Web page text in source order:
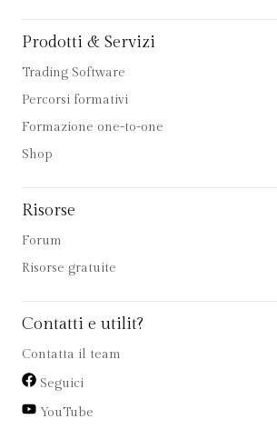
Prodotti & Servizi
Trading Software
Percorsi formativi
Formazione one-to-one
Shop
Risorse
Forum
Risorse gratuite
Contatti e utilit?
Contatta il team
Seguici
YouTube